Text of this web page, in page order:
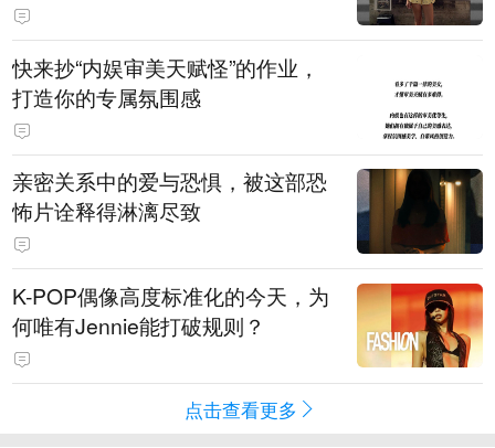
快来抄“内娱审美天赋怪”的作业，
打造你的专属氛围感
亲密关系中的爱与恐惧，被这部恐
怖片诠释得淋漓尽致
K-POP偶像高度标准化的今天，为
何唯有Jennie能打破规则？
点击查看更多